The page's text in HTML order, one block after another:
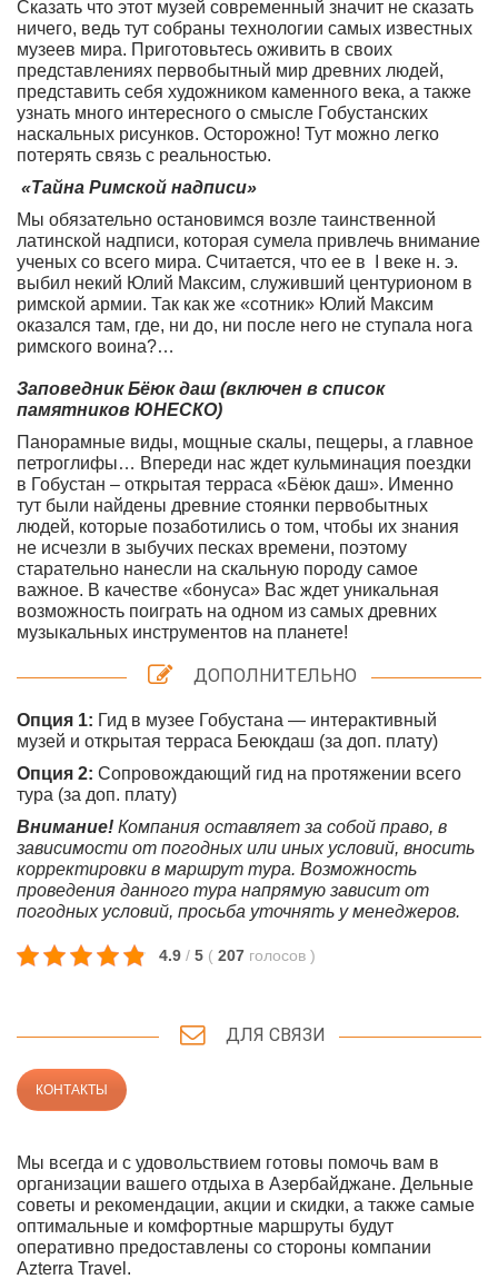
Сказать что этот музей современный значит не сказать
ничего, ведь тут собраны технологии самых известных
музеев мира. Приготовьтесь оживить в своих
представлениях первобытный мир древних людей,
представить себя художником каменного века, а также
узнать много интересного о смысле Гобустанских
наскальных рисунков. Осторожно! Тут можно легко
потерять связь с реальностью.
«Тайна Римской надписи»
Мы обязательно остановимся возле таинственной
латинской надписи, которая сумела привлечь внимание
ученых со всего мира. Считается, что ее в I веке н. э.
выбил некий Юлий Максим, служивший центурионом в
римской армии. Так как же «сотник» Юлий Максим
оказался там, где, ни до, ни после него не ступала нога
римского воина?…
Заповедник Бёюк даш (включен в список
памятников ЮНЕСКО)
Панорамные виды, мощные скалы, пещеры, а главное
петроглифы… Впереди нас ждет кульминация поездки
в Гобустан – открытая терраса «Бёюк даш». Именно
тут были найдены древние стоянки первобытных
людей, которые позаботились о том, чтобы их знания
не исчезли в зыбучих песках времени, поэтому
старательно нанесли на скальную породу самое
важное. В качестве «бонуса» Вас ждет уникальная
возможность поиграть на одном из самых древних
музыкальных инструментов на планете!
ДОПОЛНИТЕЛЬНО
Опция 1: Гид в музее Гобустана — интерактивный
музей и открытая терраса Беюкдаш (за доп. плату)
Опция 2: Сопровождающий гид на протяжении всего
тура (за доп. плату)
Внимание! Компания оставляет за собой право, в
зависимости от погодных или иных условий, вносить
корректировки в маршрут тура. Возможность
проведения данного тура напрямую зависит от
погодных условий, просьба уточнять у менеджеров.
4.9 / 5 ( 207 голосов )
ДЛЯ СВЯЗИ
КОНТАКТЫ
Мы всегда и с удовольствием готовы помочь вам в
организации вашего отдыха в Азербайджане. Дельные
советы и рекомендации, акции и скидки, а также самые
оптимальные и комфортные маршруты будут
оперативно предоставлены со стороны компании
Azterra Travel.